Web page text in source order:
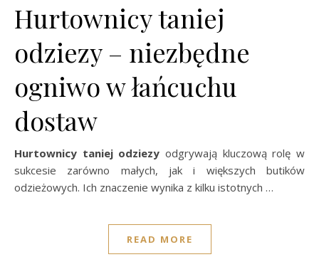
Hurtownicy taniej
odziezy – niezbędne
ogniwo w łańcuchu
dostaw
Hurtownicy taniej odziezy odgrywają kluczową rolę w
sukcesie zarówno małych, jak i większych butików
odzieżowych. Ich znaczenie wynika z kilku istotnych …
READ MORE